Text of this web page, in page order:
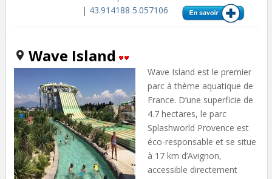
| 43.914188 5.057106
Wave Island
Wave Island est le premier
parc à thème aquatique de
France. D’une superficie de
4.7 hectares, le parc
Splashworld Provence est
éco-responsable et se situe
à 17 km d’Avignon,
accessible directement